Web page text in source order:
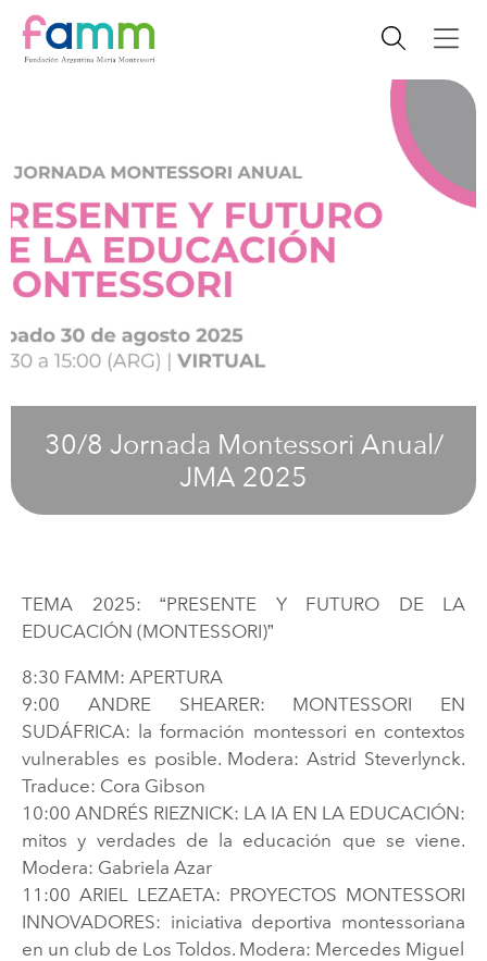
30/8 Jornada Montessori Anual/
JMA 2025
TEMA 2025: “PRESENTE Y FUTURO DE LA
EDUCACIÓN (MONTESSORI)”
8:30 FAMM: APERTURA
9:00 ANDRE SHEARER: MONTESSORI EN
SUDÁFRICA: la formación montessori en contextos
vulnerables es posible. Modera: Astrid Steverlynck.
Traduce: Cora Gibson
10:00 ANDRÉS RIEZNICK: LA IA EN LA EDUCACIÓN:
mitos y verdades de la educación que se viene.
Modera: Gabriela Azar
11:00 ARIEL LEZAETA: PROYECTOS MONTESSORI
INNOVADORES: iniciativa deportiva montessoriana
en un club de Los Toldos. Modera: Mercedes Miguel